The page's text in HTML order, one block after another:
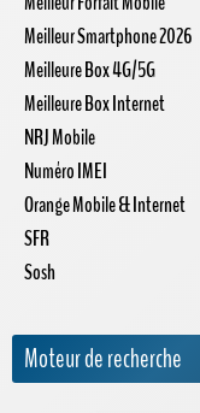
Meilleur Smartphone 2026
Meilleure Box 4G/5G
Meilleure Box Internet
NRJ Mobile
Numéro IMEI
Orange Mobile & Internet
SFR
Sosh
Moteur de recherche